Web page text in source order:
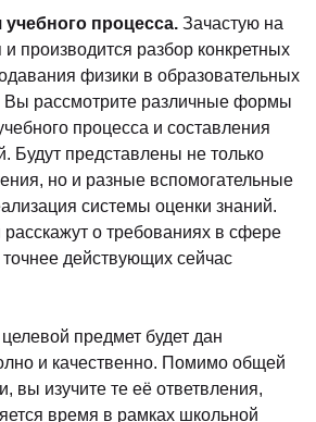
учебного процесса. Зачастую на
и производится разбор конкретных
физики в образовательных
Вы рассмотрите различные формы
процесса и составления
Будут представлены не только
но и разные вспомогательные
системы оценки знаний.
о требованиях в сфере
действующих сейчас
предмет будет дан
и качественно. Помимо общей
вы изучите те её ответвления,
время в рамках школьной